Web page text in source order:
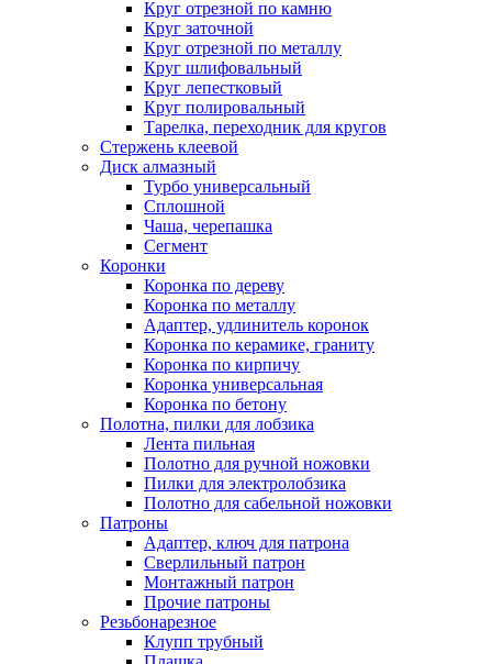
Круг отрезной по камню
Круг заточной
Круг отрезной по металлу
Круг шлифовальный
Круг лепестковый
Круг полировальный
Тарелка, переходник для кругов
Стержень клеевой
Диск алмазный
Турбо универсальный
Сплошной
Чаша, черепашка
Сегмент
Коронки
Коронка по дереву
Коронка по металлу
Адаптер, удлинитель коронок
Коронка по керамике, граниту
Коронка по кирпичу
Коронка универсальная
Коронка по бетону
Полотна, пилки для лобзика
Лента пильная
Полотно для ручной ножовки
Пилки для электролобзика
Полотно для сабельной ножовки
Патроны
Адаптер, ключ для патрона
Сверлильный патрон
Монтажный патрон
Прочие патроны
Резьбонарезное
Клупп трубный